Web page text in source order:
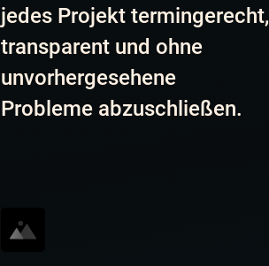
jedes Projekt termingerecht,
transparent und ohne
unvorhergesehene
Probleme abzuschließen.